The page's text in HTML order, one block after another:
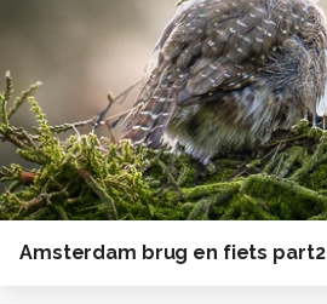
Amsterdam brug en fiets part2